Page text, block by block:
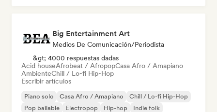
Big Entertainment Art
Medios De Comunicación/Periodista
&gt; 4000 respuestas dadas
Acid houseAfrobeat / AfropopCasa Afro / Amapiano
AmbienteChill / Lo-fi Hip-Hop
Escribir artículos
Piano solo Casa Afro / Amapiano
Chill / Lo-fi Hip-Hop
Pop bailable
Electropop Hip-hop
Indie folk